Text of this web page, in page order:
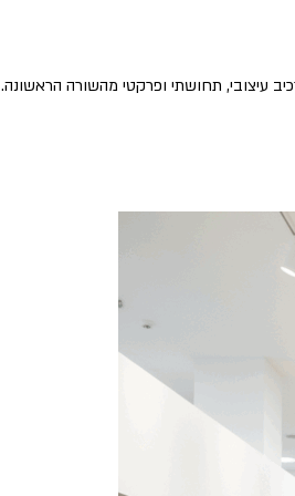
עיצובי, תחושתי ופרקטי מהשורה הראשונה.